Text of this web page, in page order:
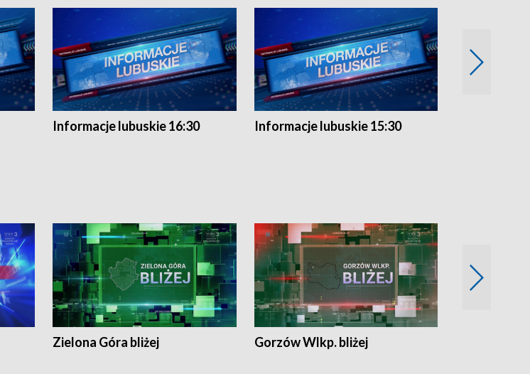
Informacje lubuskie 16:30 Informacje lubuskie 15:30
Zielona Góra bliżej Gorzów Wlkp. bliżej